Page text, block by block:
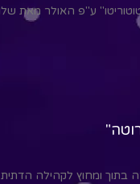
ע"פ האולר מאת
ומחוץ לקהילה